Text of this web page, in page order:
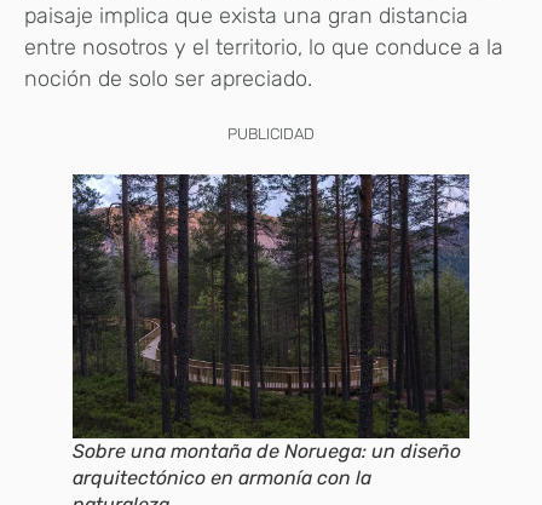
paisaje implica que exista una gran distancia
entre nosotros y el territorio, lo que conduce a la
noción de solo ser apreciado.
PUBLICIDAD
Sobre una montaña de Noruega: un diseño
arquitectónico en armonía con la